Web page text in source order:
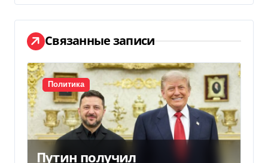
а
ц
и
я
п
о
Связанные записи
Политика
Путин получил